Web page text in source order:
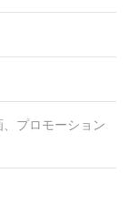
、プロモーション